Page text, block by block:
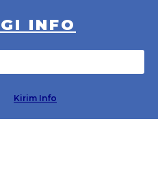
INFO
Kirim Info